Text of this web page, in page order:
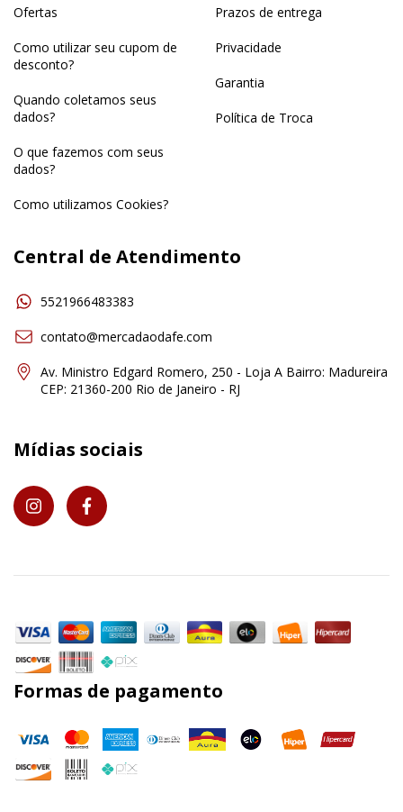
Ofertas
Como utilizar seu cupom de
desconto?
Quando coletamos seus
dados?
O que fazemos com seus
dados?
Como utilizamos Cookies?
Prazos de entrega
Privacidade
Garantia
Política de Troca
Central de Atendimento
5521966483383
contato@mercadaodafe.com
Av. Ministro Edgard Romero, 250 - Loja A Bairro: Madureira
CEP: 21360-200 Rio de Janeiro - RJ
Mídias sociais
Formas de pagamento